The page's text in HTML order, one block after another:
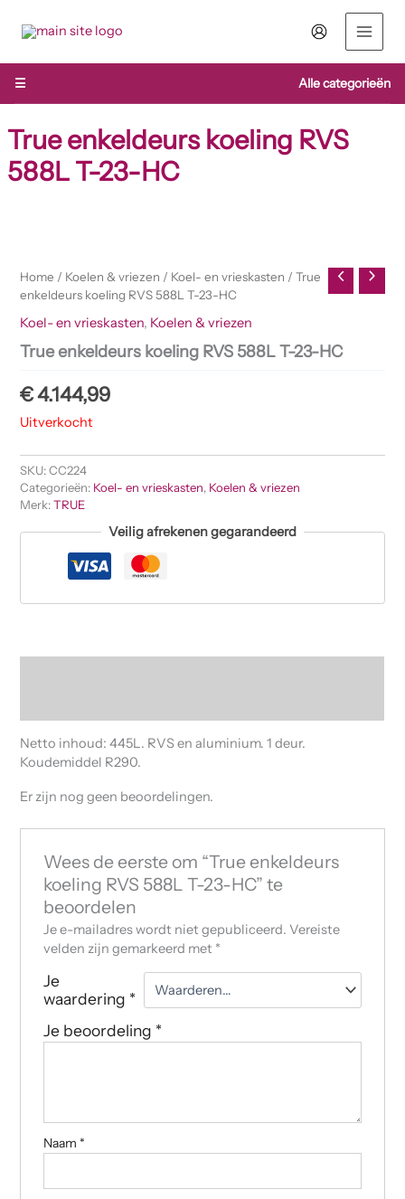
naar
inhoud
☰
Alle categorieën
True enkeldeurs koeling RVS
588L T-23-HC
Home / Koelen & vriezen / Koel- en vrieskasten / True
enkeldeurs koeling RVS 588L T-23-HC
Koel- en vrieskasten, Koelen & vriezen
True enkeldeurs koeling RVS 588L T-23-HC
€4.144,99
Uitverkocht
SKU:CC224
Categorieën: Koel- en vrieskasten, Koelen & vriezen
Merk:TRUE
Veilig afrekenen gegarandeerd
Netto inhoud: 445L. RVS en aluminium. 1 deur.
Koudemiddel R290.
Er zijn nog geen beoordelingen.
Wees de eerste om “True enkeldeurs
koeling RVS 588L T-23-HC” te
beoordelen
Je e-mailadres wordt niet gepubliceerd. Vereiste
velden zijn gemarkeerd met *
Je
waardering *
Je beoordeling *
Naam *